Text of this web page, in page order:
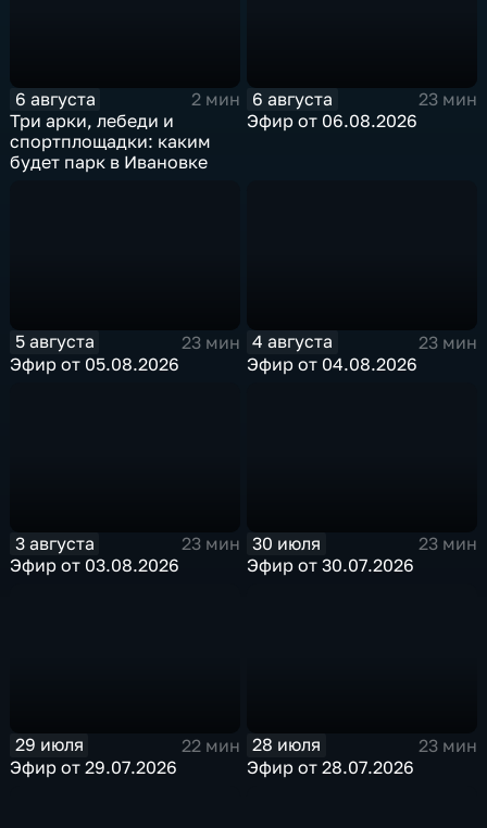
6 августа
2 мин
Три арки, лебеди и
спортплощадки: каким
будет парк в Ивановке
6 августа
23 мин
Эфир от 06.08.2026
5 августа
23 мин
Эфир от 05.08.2026
4 августа
23 мин
Эфир от 04.08.2026
3 августа
23 мин
Эфир от 03.08.2026
30 июля
23 мин
Эфир от 30.07.2026
29 июля
22 мин
Эфир от 29.07.2026
28 июля
23 мин
Эфир от 28.07.2026